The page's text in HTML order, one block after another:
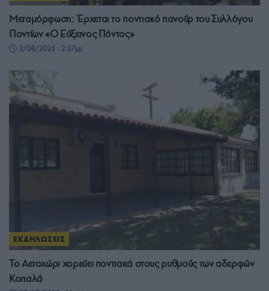
Μεταμόρφωση: Έρχεται το ποντιακό πανοΰρ του Συλλόγου
Ποντίων «Ο Εύξεινος Πόντος»
3/08/2025 - 2:37μμ
ΕΚΔΗΛΩΣΕΙΣ
Το Αετοχώρι χορεύει ποντιακά στους ρυθμούς των αδερφών
Κοπαλά